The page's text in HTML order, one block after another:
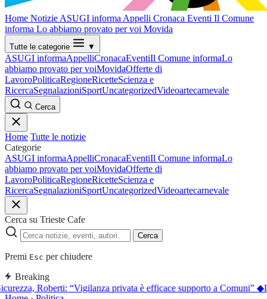
Home Notizie ASUGI informa Appelli Cronaca Eventi Il Comune
informa Lo abbiamo provato per voi Movida
Tutte le categorie ▼
ASUGI informaAppelliCronacaEventiIl Comune informaLo
abbiamo provato per voiMovidaOfferte di
LavoroPoliticaRegioneRicetteScienza e
RicercaSegnalazioniSportUncategorizedVideoartecarnevale
Cerca
Home Tutte le notizie
Categorie
ASUGI informaAppelliCronacaEventiIl Comune informaLo
abbiamo provato per voiMovidaOfferte di
LavoroPoliticaRegioneRicetteScienza e
RicercaSegnalazioniSportUncategorizedVideoartecarnevale
Cerca su Trieste Cafe
Cerca
Premi Esc per chiudere
Breaking
Roberti: “Vigilanza privata è efficace supporto a Comuni”◆